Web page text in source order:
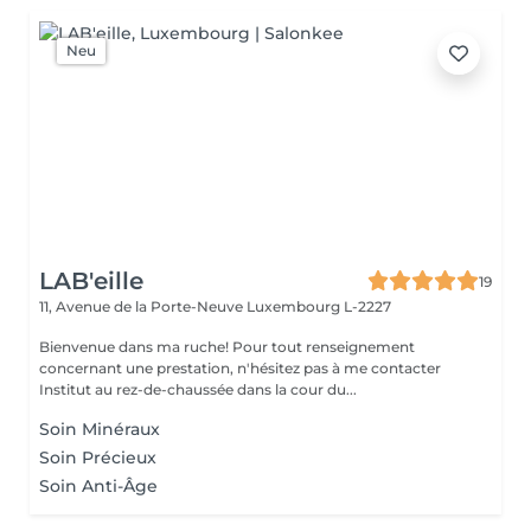
Neu
LAB'eille
19
11, Avenue de la Porte-Neuve Luxembourg L-2227
Bienvenue dans ma ruche! Pour tout renseignement
concernant une prestation, n'hésitez pas à me contacter
Institut au rez-de-chaussée dans la cour du...
Soin Minéraux
Soin Précieux
Soin Anti-Âge